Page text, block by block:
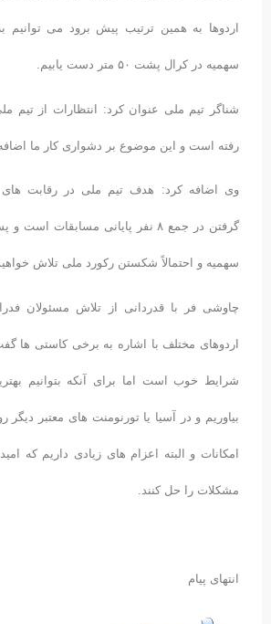
اردوها به همین ترتیب پیش برود می
سهمیه در کرال پشت ۵۰ متر دست یابیم.
شناگر تیم ملی عنوان کرد: انتظارات از تیم
رفته است و این موضوع بر دشواری کار ما
وی اضافه کرد: هدف تیم ملی در رقابت های
گرفتن در جمع ۸ نفر پایانی مسابقات
سهمیه و احتمالاً شکستن رکورد ملی تلاش
چاوشی فر با قدردانی از تلاش مسئولان
اردوهای مختلف با اشاره به برخی کاستی ها
شرایط خوب است اما برای آنکه بتوانیم
بیاوریم و در آسیا یا تورنومنت های معتبر دیگر
امکانات و البته اعزام های زیادی داریم که
مشکلات را حل کنند.
انتهای پیام